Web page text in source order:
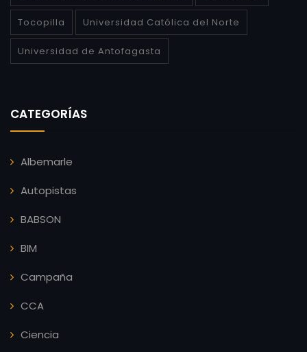
Tocopilla Universidad Católica del Norte
Universidad de Antofagasta
CATEGORÍAS
Albemarle
Autopistas
BABSON
BIM
Campaña
CCA
Ciencia